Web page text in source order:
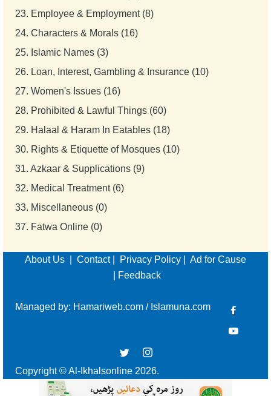
23. Employee & Employment (8)
24. Characters & Morals (16)
25. Islamic Names (3)
26. Loan, Interest, Gambling & Insurance (10)
27. Women's Issues (16)
28. Prohibited & Lawful Things (60)
29. Halaal & Haram In Eatables (18)
30. Rights & Etiquette of Mosques (10)
31. Azkaar & Supplications (9)
32. Medical Treatment (6)
33. Miscellaneous (0)
37. Fatwa Online (0)
About Us Contact| Privacy Policy
Ad for Cause
Feedback
Managed by: Hamariweb.com / Islamuna.com
Copyright © Al-Ikhalsonline 2026.